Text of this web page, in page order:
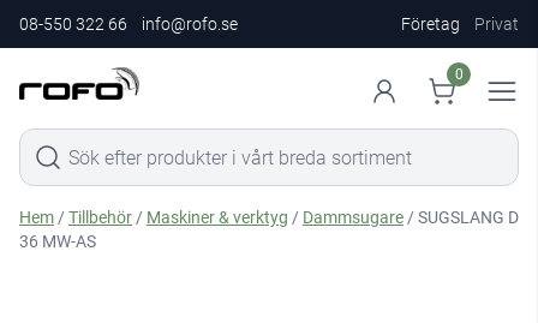
08-550 322 66 info@rofo.se Företag Privat
0
Hem /Tillbehör / Maskiner & verktyg / Dammsugare / SUGSLANG D
36 MW-AS